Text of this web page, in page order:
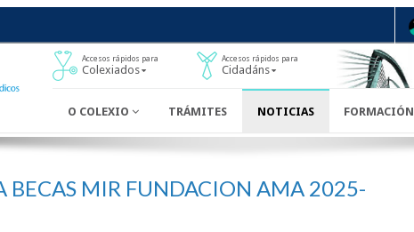
Accesos rápidos para
Colexiados
Accesos rápidos para
Cidadáns
O COLEXIO TRÁMITES NOTICIAS FORMACIÓN
BECAS MIR FUNDACION AMA 2025-